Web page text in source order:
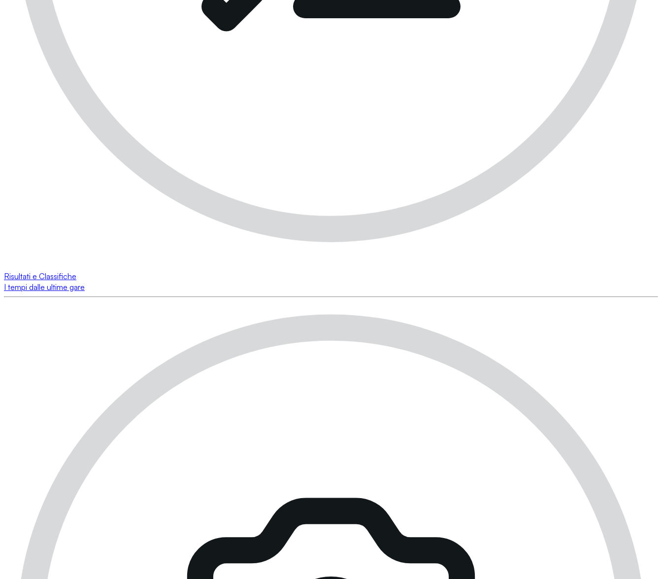
Risultati e Classifiche
I tempi dalle ultime gare